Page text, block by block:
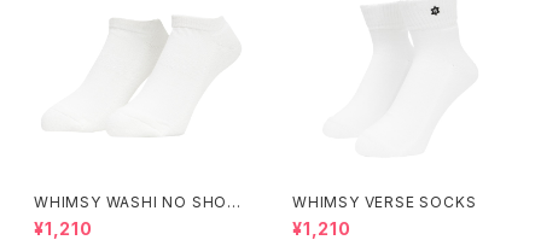
WHIMSY WASHI NO SHOW
SOCKS
¥1,210
WHIMSY VERSE SOCKS
¥1,210